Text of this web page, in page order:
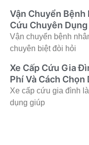
Vận Chuyển Bệnh
Cứu Chuyên
Vận chuyển bệnh
chuyên biệt đòi hỏi
Xe Cấp Cứu Gia
Phí Và Cách Chọn
Xe cấp cứu gia đình
dụng giúp